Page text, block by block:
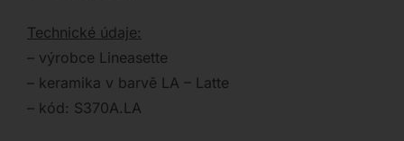
Technické údaje:
– výrobce Lineasette
– keramika v barvě LA – Latte
– kód: S370A.LA